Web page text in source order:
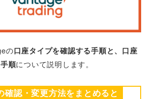
の口座タイプを確認する手順と、口座
順について説明します。
確認・変更方法をまとめると